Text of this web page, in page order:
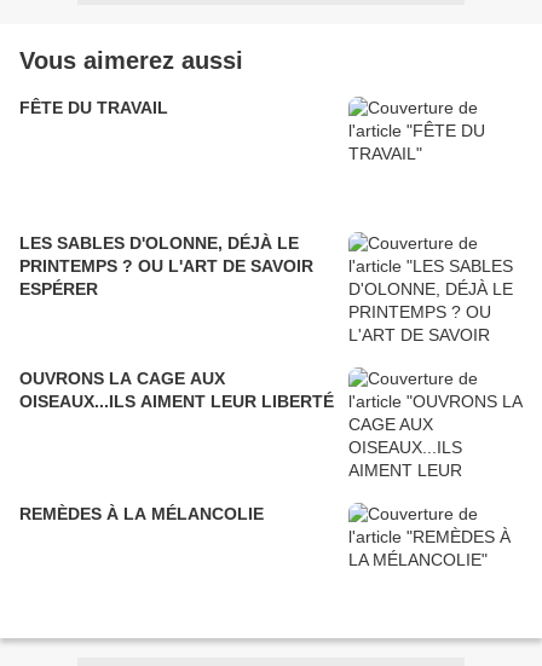
Vous aimerez aussi
FÊTE DU TRAVAIL
LES SABLES D'OLONNE, DÉJÀ LE
PRINTEMPS ? OU L'ART DE SAVOIR
ESPÉRER
OUVRONS LA CAGE AUX
OISEAUX...ILS AIMENT LEUR LIBERTÉ
REMÈDES À LA MÉLANCOLIE